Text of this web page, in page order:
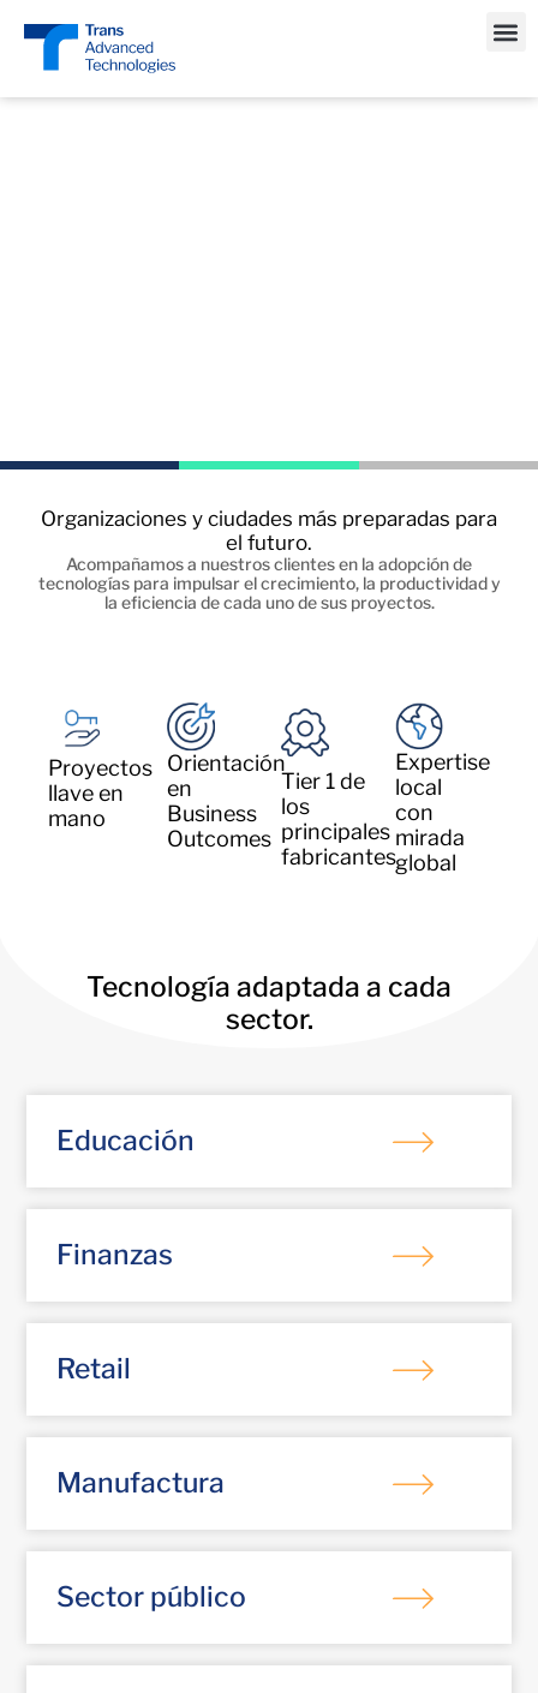
Organizaciones y ciudades más preparadas para
el futuro.
Acompañamos a nuestros clientes en la adopción de
tecnologías para impulsar el crecimiento, la productividad y
la eficiencia de cada uno de sus proyectos.
Proyectos
llave en
mano
Orientación
en
Business
Outcomes
Tier 1 de
los
principales
fabricantes
Expertise
local
con
mirada
global
Tecnología adaptada a cada
sector.
Educación
Finanzas
Retail
Manufactura
Sector público